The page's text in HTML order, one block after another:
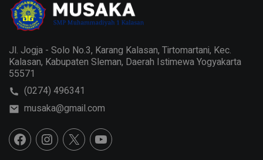
Jl. Jogja - Solo No.3, Karang Kalasan, Tirtomartani, Kec.
Kalasan, Kabupaten Sleman, Daerah Istimewa Yogyakarta
55571
(0274) 496341
musaka@gmail.com